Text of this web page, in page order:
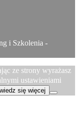
i Szkolenia -
ze strony wyrażasz
ustawieniami
się więcej